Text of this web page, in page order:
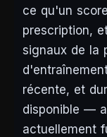
ce qu'un
prescription,
signaux de la
récente, et
disponible —
actuellement